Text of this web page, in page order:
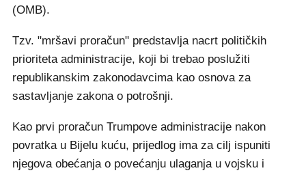
(OMB).
Tzv. "mršavi proračun" predstavlja nacrt političkih
prioriteta administracije, koji bi trebao poslužiti
republikanskim zakonodavcima kao osnova za
sastavljanje zakona o potrošnji.
Kao prvi proračun Trumpove administracije nakon
povratka u Bijelu kuću, prijedlog ima za cilj ispuniti
njegova obećanja o povećanju ulaganja u vojsku i